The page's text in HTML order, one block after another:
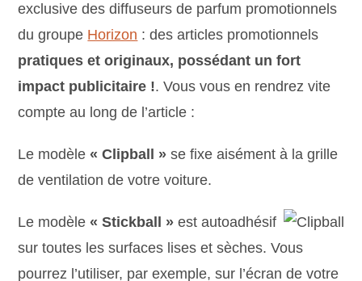
exclusive des diffuseurs de parfum promotionnels
du groupe Horizon : des articles promotionnels
pratiques et originaux, possédant un fort
impact publicitaire !. Vous vous en rendrez vite
compte au long de l’article :
Le modèle« Clipball » se fixe aisément à la grille
de ventilation de votre voiture.
Le modèle« Stickball » est autoadhésif
sur toutes les surfaces lises et sèches. Vous
pourrez l’utiliser, par exemple, sur l’écran de votre